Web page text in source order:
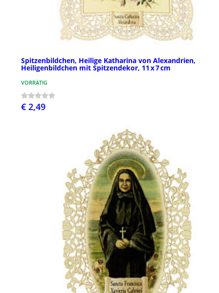
Spitzenbildchen, Heilige Katharina von Alexandrien,
Heiligenbildchen mit Spitzendekor, 11 x 7 cm
VORRÄTIG
€ 2,49